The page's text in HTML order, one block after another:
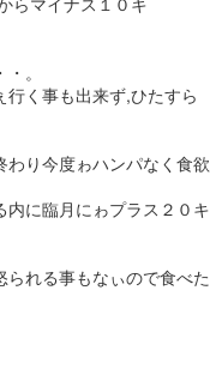
。
く事も出来ず,ひたすら
り今度ゎハンパなく食欲
に臨月にゎプラス２０キ
れる事もなぃので食べた